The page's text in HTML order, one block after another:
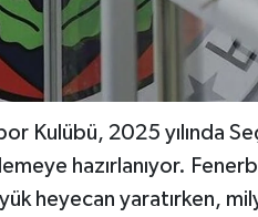
Kulübü, 2025 yılında
hazırlanıyor.
heyecan yaratırken,